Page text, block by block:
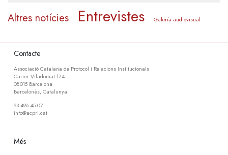
Altres notícies Entrevistes Galería audiovisual
Contacte
Associació Catalana de Protocol i Relacions Institucionals
Carrer Viladomat 174
08015 Barcelona
Barcelonès, Catalunya
93 496 45 07
info@acpri.cat
Més